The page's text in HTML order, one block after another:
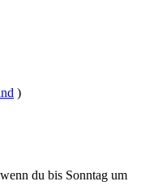
)
du bis Sonntag um